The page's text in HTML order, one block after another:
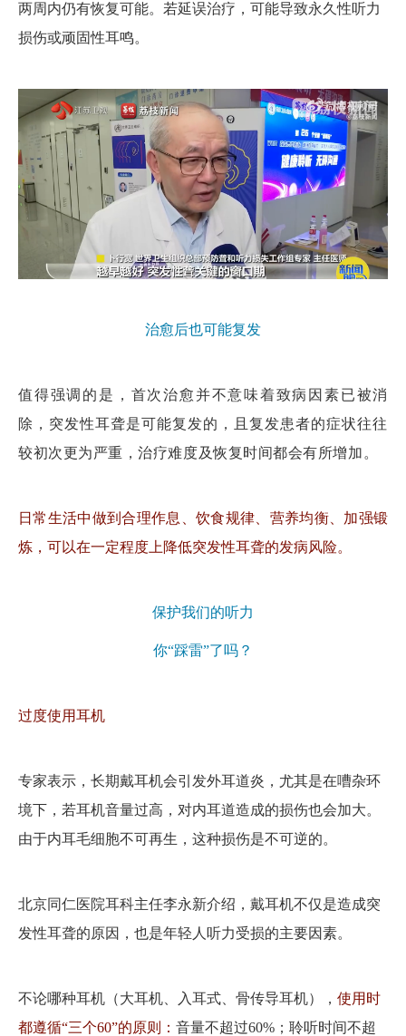
两周内仍有恢复可能。若延误治疗，可能导致永久性听力
损伤或顽固性耳鸣。
治愈后也可能复发
值得强调的是，首次治愈并不意味着致病因素已被消
除， 突发性耳聋是可能复发的 ，且复发患者的症状往往
较初次更为严重，治疗难度及恢复时间都会有所增加。
日常生活中做到合理作息、饮食规律、营养均衡、加强锻
炼，可以在一定程度上降低突发性耳聋的发病风险。
保护我们的听力
你“踩雷”了吗？
过度使用耳机
专家表示，长期戴耳机会引发外耳道炎，尤其是在嘈杂环
境下，若耳机音量过高，对内耳道造成的损伤也会加大。
由于内耳毛细胞不可再生，这种损伤是不可逆的。
北京同仁医院耳科主任李永新介绍，戴耳机不仅是造成突
发性耳聋的原因，也是年轻人听力受损的主要因素。
不论哪种耳机（大耳机、入耳式、骨传导耳机）， 使用时
都遵循“三个60”的原则： 音量不超过60%；聆听时间不超